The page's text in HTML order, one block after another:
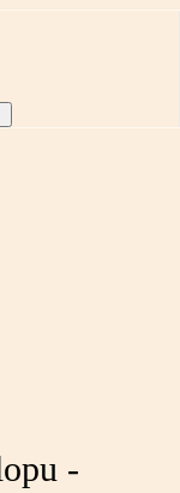
-